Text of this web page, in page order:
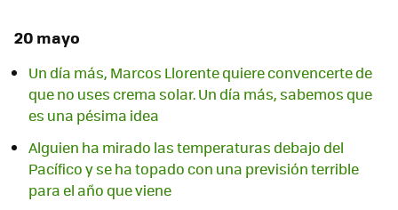
20 mayo
Un día más, Marcos Llorente quiere convencerte de
que no uses crema solar. Un día más, sabemos que
es una pésima idea
Alguien ha mirado las temperaturas debajo del
Pacífico y se ha topado con una previsión terrible
para el año que viene